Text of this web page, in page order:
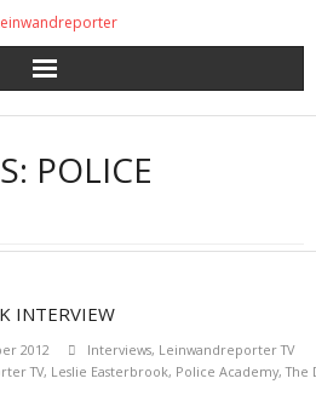
POLICE
INTERVIEW
2012 Interviews, Leinwandreporter TV
TV, Leslie Easterbrook, Police Academy,The